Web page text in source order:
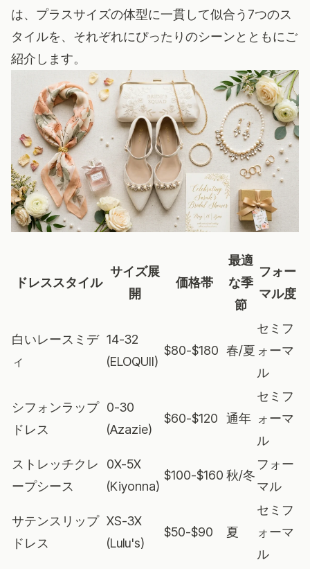
は、プラスサイズの体型に一貫して似合う7つのス
タイルを、それぞれにぴったりのシーンとともにご
紹介します。
ドレススタイル
サイズ展
開
価格帯
最適
な季
節
フォー
マル度
白いレースミデ
ィ
14-32
(ELOQUII)
$80-$180 春/夏
セミフ
ォーマ
ル
シフォンラップ
ドレス
0-30
(Azazie)
$60-$120 通年
セミフ
ォーマ
ル
ストレッチクレ
ープシース
0X-5X
(Kiyonna)
$100-$160 秋/冬
フォー
マル
サテンスリップ
ドレス
XS-3X
(Lulu's)
$50-$90 夏
セミフ
ォーマ
ル